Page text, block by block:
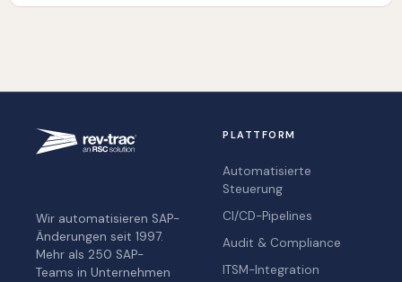
Wir automatisieren SAP-
Änderungen seit 1997.
Mehr als 250 SAP-
Teams in Unternehmen
PLATTFORM
Automatisierte
Steuerung
CI/CD-Pipelines
Audit & Compliance
ITSM-Integration